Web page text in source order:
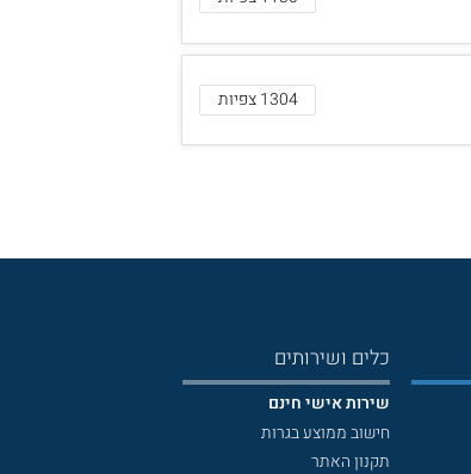
1304 צפיות
כלים ושירותים
שירות אישי חינם
חישוב ממוצע בגרות
תקנון האתר